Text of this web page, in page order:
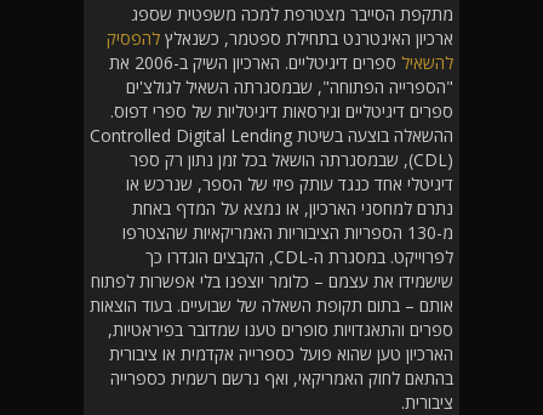
מתקפת הסייבר מצטרפת למכה משפטית שספג
ארכיון האינטרנט בתחילת ספטמר, כשנאלץ להפסיק
להשאיל
ספרים דיגיטליים. הארכיון השיק ב-2006 את
"הספרייה הפתוחה", שבמסגרתה השאיל לגולצ'ים
ספרים דיגיטליים וגירסאות דיגיטליות של ספרי דפוס.
ההשאלה בוצעה בשיטת Controlled Digital Lending
(CDL), שבמסגרתה הושאל בכל זמן נתון רק ספר
דיגיטלי אחד כנגד עותק פיזי של הספר, שנרכש או
נתרם למחסני הארכיון, או נמצא על המדף באחת
מ-130 הספריות הציבוריות האמריקאיות שהצטרפו
לפרוייקט. במסגרת ה-CDL, הקבצים הוגדרו כך
שישמידו את עצמם – כלומר יוצפנו בלי אפשרות לפתוח
אותם – בתום תקופת השאלה של שבועיים. בעוד הוצאות
ספרים והתאגדויות סופרים טענו שמדובר בפיראטיות,
הארכיון טען שהוא פועל כספרייה אקדמית או ציבורית
בהתאם לחוק האמריקאי, ואף נרשם רשמית כספרייה
ציבורית.